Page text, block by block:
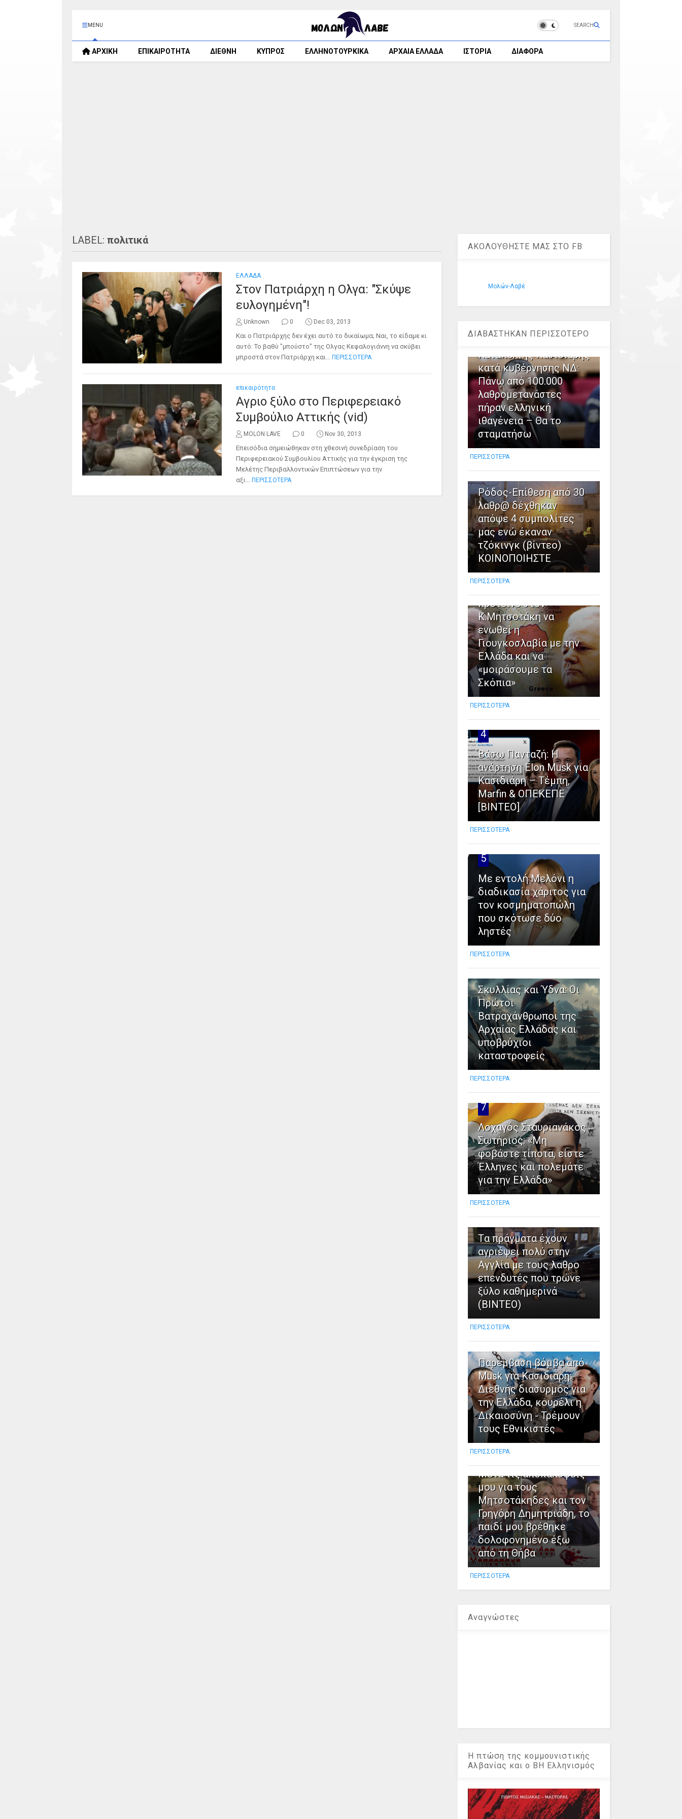
MENU SEARCH
ΑΡΧΙΚΗ ΕΠΙΚΑΙΡΟΤΗΤΑ ΔΙΕΘΝΗ ΚΥΠΡΟΣ ΕΛΛΗΝΟΤΟΥΡΚΙΚΑ ΑΡΧΑΙΑ ΕΛΛΑΔΑ ΙΣΤΟΡΙΑ ΔΙΑΦΟΡΑ
LABEL: πολιτικά
ΕΛΛΑΔΑ
Στον Πατριάρχη η Ολγα: "Σκύψε
ευλογημένη"!
Unknown 0 Dec 03, 2013
Και ο Πατριάρχης δεν έχει αυτό το δικαίωμα; Ναι, το είδαμε κι
αυτό: Το βαθύ "μπούστο" της Ολγας Κεφαλογιάννη να σκύβει
μπροστά στον Πατριάρχη και... ΠΕΡΙΣΣΟΤΕΡΑ
επικαιρότητα
Αγριο ξύλο στο Περιφερειακό
Συμβούλιο Αττικής (vid)
MOLON LAVE 0 Nov 30, 2013
Επεισόδια σημειώθηκαν στη χθεσινή συνεδρίαση του
Περιφερειακού Συμβουλίου Αττικής για την έγκριση της
Μελέτης Περιβαλλοντικών Επιπτώσεων για την
αξι... ΠΕΡΙΣΣΟΤΕΡΑ
ΑΚΟΛΟΥΘΗΣΤΕ ΜΑΣ ΣΤΟ FB
Μολών-Λαβέ
ΔΙΑΒΑΣΤΗΚΑΝ ΠΕΡΙΣΣΟΤΕΡΟ
1
Καταπέλτης Κασιδιάρης
κατά κυβέρνησης ΝΔ:
Πάνω από 100.000
λαθρομετανάστες
πήραν ελληνική
ιθαγένεια – Θα το
σταματήσω
ΠΕΡΙΣΣΟΤΕΡΑ
2
Ρόδος-Επίθεση από 30
λαθρ@ δέχθηκαν
απόψε 4 συμπολίτες
μας ενώ έκαναν
τζόκινγκ (βίντεο)
ΚΟΙΝΟΠΟΙΗΣΤΕ
ΠΕΡΙΣΣΟΤΕΡΑ
3
πρότεινε στον
Κ.Μητσοτάκη να
ενωθεί η
Γιουγκοσλαβία με την
Ελλάδα και να
«μοιράσουμε τα
Σκόπια»
ΠΕΡΙΣΣΟΤΕΡΑ
4
Βάσω Πανταζή: Η
ανάρτηση Elon Musk για
Κασιδιάρη – Τέμπη,
Marfin & ΟΠΕΚΕΠΕ
[ΒΙΝΤΕΟ]
ΠΕΡΙΣΣΟΤΕΡΑ
5
Με εντολή Μελόνι η
διαδικασία χάριτος για
τον κοσμηματοπώλη
που σκότωσε δύο
ληστές
ΠΕΡΙΣΣΟΤΕΡΑ
6
Σκυλλίας και Ύδνα: Οι
Πρώτοι
Βατραχάνθρωποι της
Αρχαίας Ελλάδας και
υποβρύχιοι
καταστροφείς
ΠΕΡΙΣΣΟΤΕΡΑ
7
Λοχαγός Σταυριανάκος
Σωτήριος: «Μη
φοβάστε τίποτα, είστε
Έλληνες και πολεμάτε
για την Ελλάδα»
ΠΕΡΙΣΣΟΤΕΡΑ
8
Tα πράγματα έχουν
αγριέψει πολύ στην
Αγγλία με τους λαθρο
επενδυτές που τρώνε
ξύλο καθημερινά
(ΒΙΝΤΕΟ)
ΠΕΡΙΣΣΟΤΕΡΑ
9
Παρέμβαση βόμβα από
Musk για Κασιδιάρη:
Διεθνής διασυρμός για
την Ελλάδα, κουρέλι η
Δικαιοσύνη - Τρέμουν
τους Εθνικιστές
ΠΕΡΙΣΣΟΤΕΡΑ
10
Καταγγελία Σπύρου
Νίνου, απόστρατου
Μετά τις αποκαλύψεις
μου για τους
Μητσοτάκηδες και τον
Γρηγόρη Δημητριάδη, το
παιδί μου βρέθηκε
δολοφονημένο έξω
από τη Θήβα
ΠΕΡΙΣΣΟΤΕΡΑ
Αναγνώστες
Η πτώση της κομμουνιστικής
Αλβανίας και ο ΒΗ Ελληνισμός